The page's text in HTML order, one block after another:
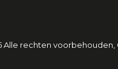
Alle rechten voorbehouden,